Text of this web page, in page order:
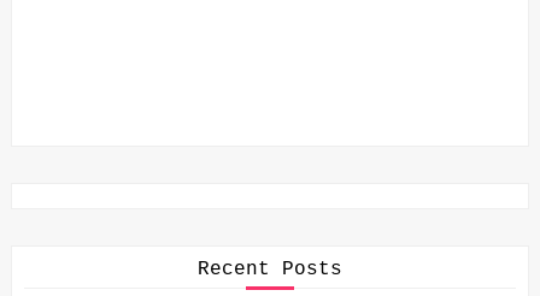
Recent Posts